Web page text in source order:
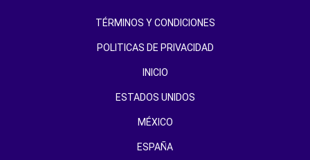
TÉRMINOS Y CONDICIONES
POLITICAS DE PRIVACIDAD
INICIO
ESTADOS UNIDOS
MÉXICO
ESPAÑA